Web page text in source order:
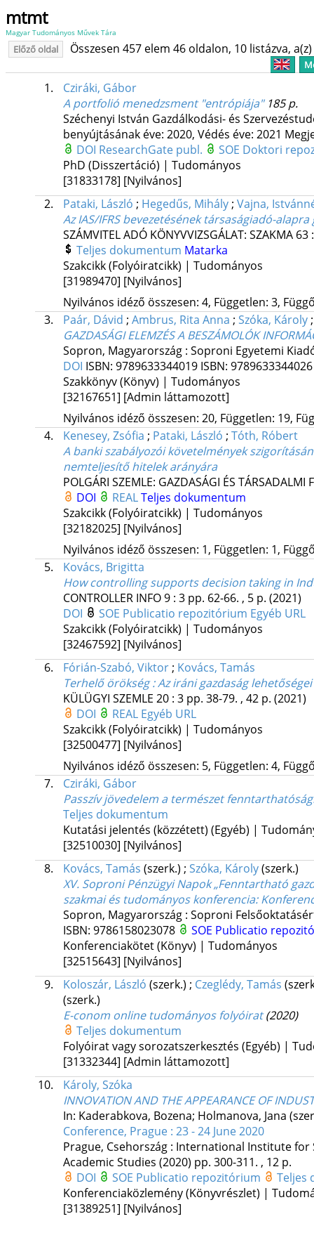
mtmt
Magyar Tudományos Művek Tára
Előző oldal Összesen 457 elem 46 oldalon, 10 listázva,
1.
Cziráki, Gábor
A portfolió menedzsment "entrópiája"185 p.
Széchenyi István Gazdálkodási- és
benyújtásának éve: 2020, Védés éve: 2021
DOI ResearchGate publ.
SOE Doktori
PhD (Disszertáció) | Tudományos
[31833178] [Nyilvános]
2.
Pataki, László ; Hegedűs, Mihály; Vajna,
Az IAS/IFRS bevezetésének társaságiadó-
SZÁMVITEL ADÓ KÖNYVVIZSGÁLAT: SZAKMA 63
Teljes dokumentum Matarka
Szakcikk (Folyóiratcikk) | Tudományos
[31989470] [Nyilvános]
Nyilvános idéző összesen: 4, Független: 3,
3.
Paár, Dávid ; Ambrus, Rita Anna ; Szóka, Károly
GAZDASÁGI ELEMZÉS A BESZÁMOLÓK
Sopron, Magyarország : Soproni Egyetemi
DOI ISBN: 9789633344019 ISBN:
Szakkönyv (Könyv) | Tudományos
[32167651] [Admin láttamozott]
Nyilvános idéző összesen: 20, Független: 19,
4.
Kenesey, Zsófia ; Pataki, László ; Tóth, Róbert
A banki szabályozói követelmények
nemteljesítő hitelek arányára
POLGÁRI SZEMLE: GAZDASÁGI ÉS TÁRSADALMI
DOI
REALTeljes dokumentum
Szakcikk (Folyóiratcikk) | Tudományos
[32182025] [Nyilvános]
Nyilvános idéző összesen: 1, Független: 1,
5.
Kovács, Brigitta
How controlling supports decision taking in
CONTROLLER INFO9: 3 pp. 62-66. , 5 p. (2021)
DOI
SOE Publicatio repozitórium Egyéb URL
Szakcikk (Folyóiratcikk) | Tudományos
[32467592] [Nyilvános]
6.
Fórián-Szabó, Viktor; Kovács, Tamás
Terhelő örökség : Az iráni gazdaság
KÜLÜGYI SZEMLE 20: 3 pp. 38-79. , 42 p. (2021)
DOI
REAL Egyéb URL
Szakcikk (Folyóiratcikk) | Tudományos
[32500477] [Nyilvános]
Nyilvános idéző összesen: 5, Független: 4,
7.
Cziráki, Gábor
Passzív jövedelem a természet
Teljes dokumentum
Kutatási jelentés (közzétett) (Egyéb) |
[32510030] [Nyilvános]
8.
Kovács, Tamás (szerk.) ; Szóka, Károly(szerk.)
XV. Soproni Pénzügyi Napok „Fenntartható
szakmai és tudományos konferencia:
Sopron, Magyarország : Soproni
ISBN: 9786158023078
SOE Publicatio
Konferenciakötet (Könyv) | Tudományos
[32515643] [Nyilvános]
9.
Koloszár, László (szerk.) ; Czeglédy, Tamás
(szerk.)
E-conom online tudományos folyóirat (2020)
Teljes dokumentum
Folyóirat vagy sorozatszerkesztés (Egyéb) |
[31332344] [Admin láttamozott]
10.
Károly, Szóka
INNOVATION AND THE APPEARANCE OF
In: Kaderabkova, Bozena; Holmanova, Jana
Conference, Prague : 23 - 24 June 2020
Prague, Csehország : International Institute for
Academic Studies (2020) pp. 300-311. , 12 p.
DOI
SOE Publicatio repozitórium
Teljes
Konferenciaközlemény (Könyvrészlet) |
[31389251] [Nyilvános]